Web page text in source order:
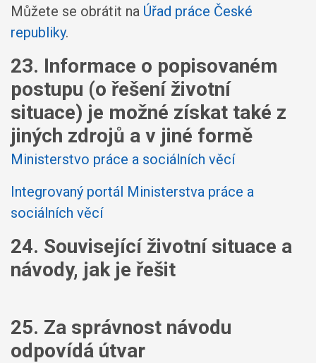
Můžete se obrátit na Úřad práce České
republiky.
23. Informace o popisovaném
postupu (o řešení životní
situace) je možné získat také z
jiných zdrojů a v jiné formě
Ministerstvo práce a sociálních věcí
Integrovaný portál Ministerstva práce a
sociálních věcí
24. Související životní situace a
návody, jak je řešit
25. Za správnost návodu
odpovídá útvar